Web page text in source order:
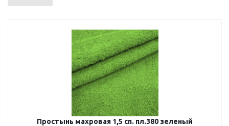
Простынь махровая 1,5 сп. пл.380 зеленый